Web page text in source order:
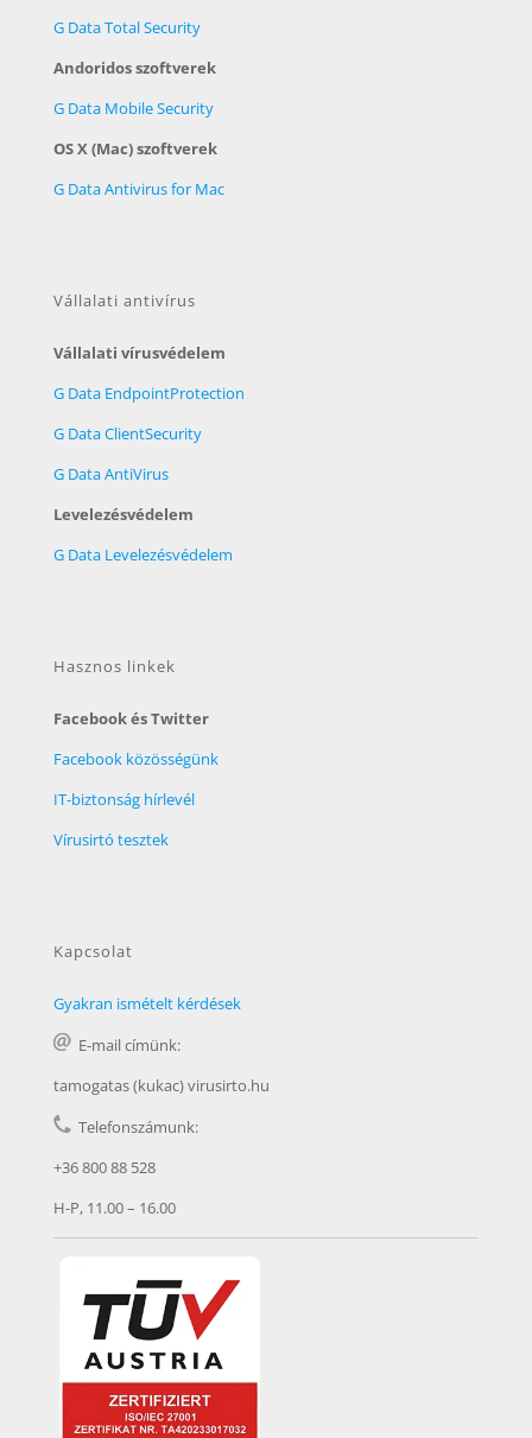
G Data Total Security
Andoridos szoftverek
G Data Mobile Security
OS X (Mac) szoftverek
G Data Antivirus for Mac
Vállalati antivírus
Vállalati vírusvédelem
G Data EndpointProtection
G Data ClientSecurity
G Data AntiVirus
Levelezésvédelem
G Data Levelezésvédelem
Hasznos linkek
Facebook és Twitter
Facebook közösségünk
IT-biztonság hírlevél
Vírusirtó tesztek
Kapcsolat
Gyakran ismételt kérdések
E-mail címünk:
tamogatas (kukac) virusirto.hu
Telefonszámunk:
+36 800 88 528
H-P, 11.00 – 16.00